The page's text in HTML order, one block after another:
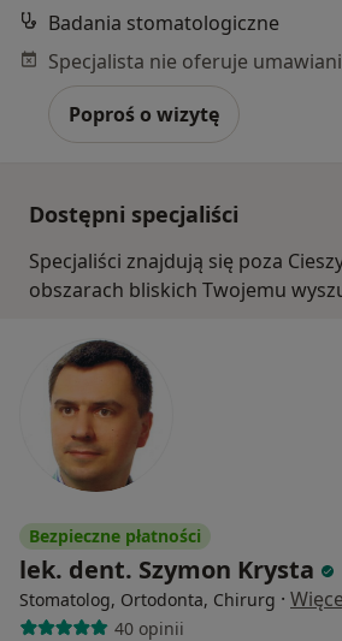
Badania stomatologiczne
Poproś o wizytę
Dostępni specjaliści
Specjaliści znajdują się poza
obszarach bliskich Twojemu
Bezpieczne płatności
lek. dent. Szymon Krysta
Stomatolog, Ortodonta, Chirurg ·
40 opinii